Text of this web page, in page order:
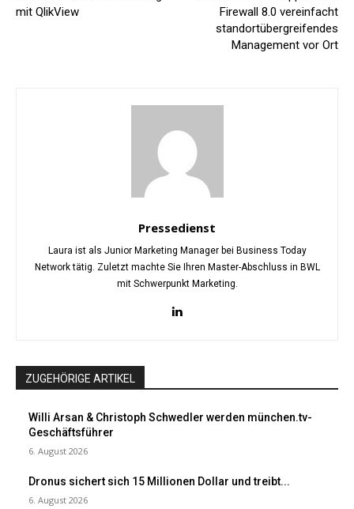
mit QlikView
Firewall 8.0 vereinfacht
standortübergreifendes
Management vor Ort
Pressedienst
Laura ist als Junior Marketing Manager bei Business Today
Network tätig. Zuletzt machte Sie Ihren Master-Abschluss in BWL
mit Schwerpunkt Marketing.
ZUGEHÖRIGE ARTIKEL
Willi Arsan & Christoph Schwedler werden münchen.tv-
Geschäftsführer
6. August 2026
Dronus sichert sich 15 Millionen Dollar und treibt...
6. August 2026